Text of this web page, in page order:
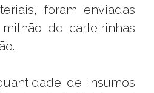
foram enviadas
de carteirinhas
de insumos